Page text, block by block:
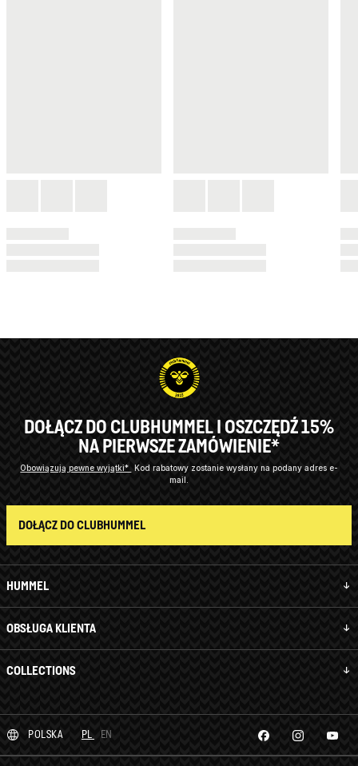
HUMMEL
OBSŁUGA KLIENTA
COLLECTIONS
DOŁĄCZ DO CLUBHUMMEL I OSZCZĘDŹ 15%
NA PIERWSZE ZAMÓWIENIE*
Obowiązują pewne wyjątki*
Kod rabatowy zostanie wysłany na podany adres e-
mail.
DOŁĄCZ DO CLUBHUMMEL
POLSKA PL EN